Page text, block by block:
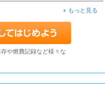
もっと見る
や燃費記録など様々な